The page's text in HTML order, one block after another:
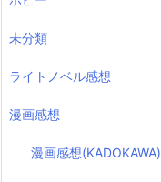
未分類
ライトノベル感想
漫画感想
漫画感想(KADOKAWA)